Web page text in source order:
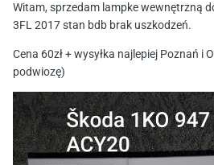
Witam, sprzedam lampke wewnętrzną
3FL 2017 stan bdb brak uszkodzeń.
Cena 60zł + wysyłka najlepiej Poznań i
podwiozę)